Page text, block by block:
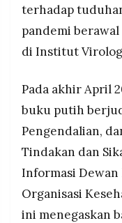
©
Resolusi.co
-
2026
PT.
MEDIA
PRAMUDITA
WHO meminta
AS untuk
semua
definitif
dunia.
terhadap
pandemi
di Institut
Pada akhir April
buku putih
Pengendalian,
Tindakan dan
Informasi Dewan
Organisasi
ini menegaskan